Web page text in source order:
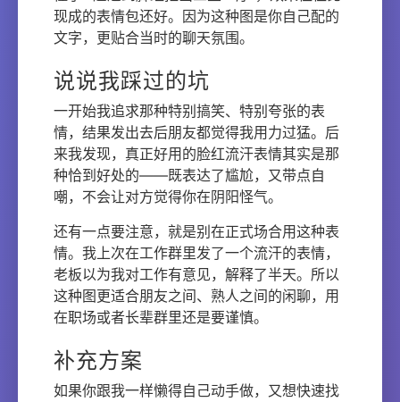
现成的表情包还好。因为这种图是你自己配的
文字，更贴合当时的聊天氛围。
说说我踩过的坑
一开始我追求那种特别搞笑、特别夸张的表
情，结果发出去后朋友都觉得我用力过猛。后
来我发现，真正好用的脸红流汗表情其实是那
种恰到好处的——既表达了尴尬，又带点自
嘲，不会让对方觉得你在阴阳怪气。
还有一点要注意，就是别在正式场合用这种表
情。我上次在工作群里发了一个流汗的表情，
老板以为我对工作有意见，解释了半天。所以
这种图更适合朋友之间、熟人之间的闲聊，用
在职场或者长辈群里还是要谨慎。
补充方案
如果你跟我一样懒得自己动手做，又想快速找